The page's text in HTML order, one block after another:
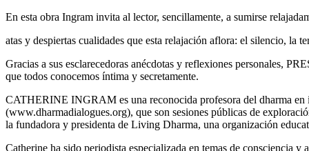
En esta obra Ingram invita al lector, sencillamente, a sumirse
atas y despiertas cualidades que esta relajación aflora: el silencio, la
Gracias a sus esclarecedoras anécdotas y reflexiones personales,
que todos conocemos íntima y secretamente.
CATHERINE INGRAM es una reconocida profesora del dharma en
(www.dharmadialogues.org), que son sesiones públicas de
la fundadora y presidenta de Living Dharma, una organización
Catherine ha sido periodista especializada en temas de consciencia